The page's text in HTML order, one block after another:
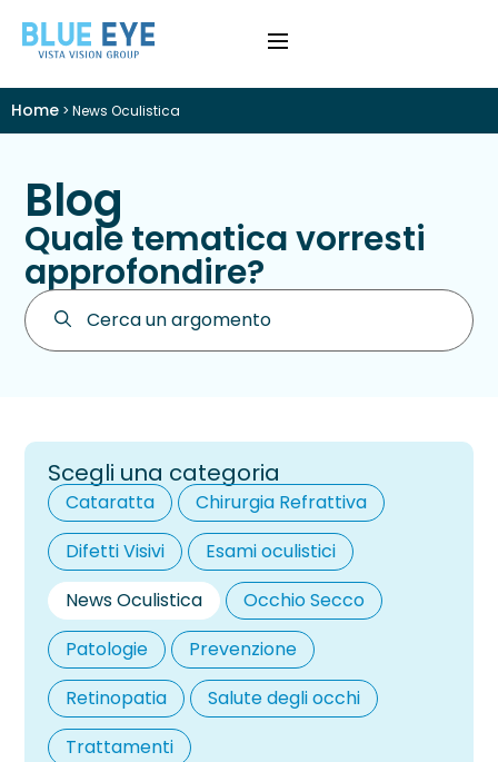
Home > News Oculistica
Blog
Quale tematica vorresti
approfondire?
Scegli una categoria
Cataratta
Chirurgia Refrattiva
Difetti Visivi
Esami oculistici
News Oculistica
Occhio Secco
Patologie
Prevenzione
Retinopatia
Salute degli occhi
Trattamenti